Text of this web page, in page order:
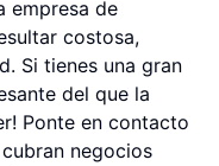
empresa de
costosa,
Si tienes una gran
del que la
Ponte en contacto
negocios